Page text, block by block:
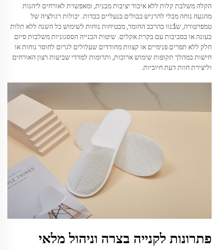
הקלה משלבת קלות ללא איבוד יציבות מבנית, ומאפשרת לאורחים ליהנות
מהגעה נוחה מבלי להרגיש כבולים בנעליים כבדות. יכולות רגולציה של
טמפרטורה, שבُנוו בהרכב החומר, מבטיחות נוחות לשימוש כל השנה ללא תלות
בעונה או בסביבות עם בקרת אקלים. שיטות הבנייה הססגוניות משלבות סיום
חלק ללא תפרים פנימיים או קצוות מחודדים שעלולים לגרום לחוסר נוחות או
חישות במהלך תקופות שימוש ארוכות, ותרומות למדדי שביעות רצון האורחים
וליצירת חוות דעת חיוביות.
פתרונות לקנייה בצרה וניהול מלאי